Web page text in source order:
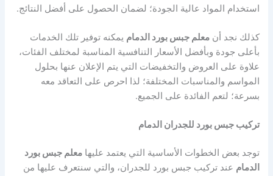
استخدام المواد عالية الجودة؛ لضمان الحصول على أفضل النتائج.
كذلك نجد أنمعلم جبس بورد الدمام يمكنه توفير تلك الخدمات
بأعلى جودة وبأفضل الأسعار التنافسية المناسبة لمختلف الفئات،
علاوة على العروض والتخفيضات التي يتم الإعلان عنها بحلول
المواسم والمناسبات المختلفة؛ لذا احرص على التعاقد معه
بسرعة؛ لتعم الفائدة على الجميع.
تركيب جبس بورد للجدران الدمام
توجد بعض الخطوات الأساسية التي يعتمد عليهامعلم جبس بورد
الدمام عند تركيب جبس بورد للجدران، والتي سنتعرف عليها من